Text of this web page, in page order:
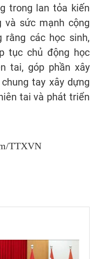
trong lan tỏa kiến
và sức mạnh cộng
rằng các học sinh,
tục chủ động học
tai, góp phần xây
tay xây dựng
tai và phát triển
TTXVN